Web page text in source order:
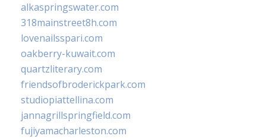
alkaspringswater.com
318mainstreet8h.com
lovenailsspari.com
oakberry-kuwait.com
quartzliterary.com
friendsofbroderickpark.com
studiopiattellina.com
jannagrillspringfield.com
fujiyamacharleston.com